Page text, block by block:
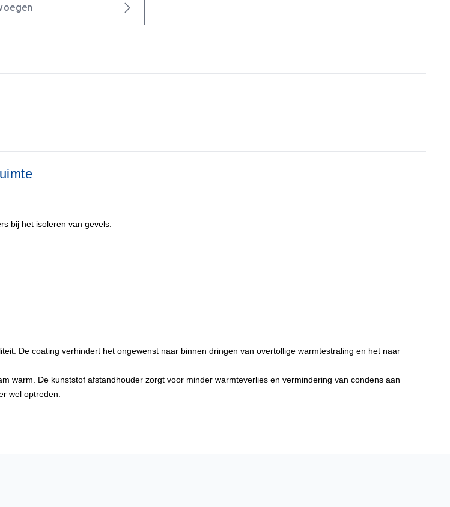
bij het isoleren van gevels.
De coating verhindert het ongewenst naar binnen dringen van overtollige warmtestraling en het naar
warm. De kunststof afstandhouder zorgt voor minder warmteverlies en vermindering van condens aan
wel optreden.